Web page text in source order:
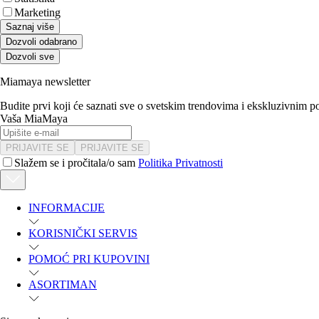
Marketing
Saznaj više
Dozvoli odabrano
Dozvoli sve
Miamaya newsletter
Budite prvi koji će saznati sve o svetskim trendovima i ekskluzivnim
Vaša MiaMaya
PRIJAVITE SE PRIJAVITE SE
Slažem se i pročitala/o sam Politika Privatnosti
INFORMACIJE
KORISNIČKI SERVIS
POMOĆ PRI KUPOVINI
ASORTIMAN